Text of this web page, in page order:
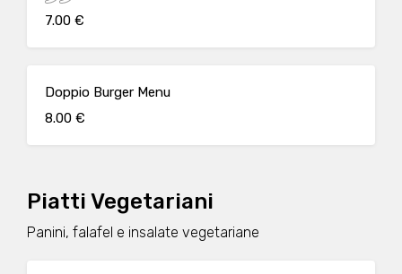
7.00 €
Doppio Burger Menu
8.00 €
Piatti Vegetariani
Panini, falafel e insalate vegetariane